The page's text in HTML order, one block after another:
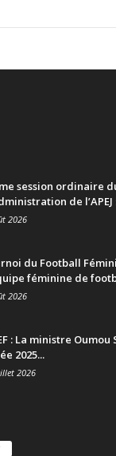
session ordinaire
de
2026
du Football
féminine de
2026
: La ministre Oumou
2025...
2026